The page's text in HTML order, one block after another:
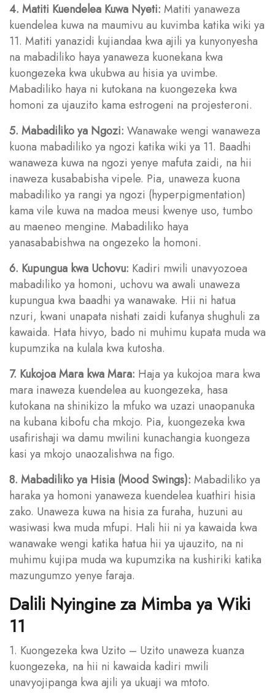
4. Matiti Kuendelea Kuwa Nyeti: Matiti yanaweza
kuendelea kuwa na maumivu au kuvimba katika wiki ya
11. Matiti yanazidi kujiandaa kwa ajili ya kunyonyesha
na mabadiliko haya yanaweza kuonekana kwa
kuongezeka kwa ukubwa au hisia ya uvimbe.
Mabadiliko haya ni kutokana na kuongezeka kwa
homoni za ujauzito kama estrogeni na projesteroni.
5. Mabadiliko ya Ngozi: Wanawake wengi wanaweza
kuona mabadiliko ya ngozi katika wiki ya 11. Baadhi
wanaweza kuwa na ngozi yenye mafuta zaidi, na hii
inaweza kusababisha vipele. Pia, unaweza kuona
mabadiliko ya rangi ya ngozi (hyperpigmentation)
kama vile kuwa na madoa meusi kwenye uso, tumbo
au maeneo mengine. Mabadiliko haya
yanasababishwa na ongezeko la homoni.
6. Kupungua kwa Uchovu: Kadiri mwili unavyozoea
mabadiliko ya homoni, uchovu wa awali unaweza
kupungua kwa baadhi ya wanawake. Hii ni hatua
nzuri, kwani unapata nishati zaidi kufanya shughuli za
kawaida. Hata hivyo, bado ni muhimu kupata muda wa
kupumzika na kulala kwa kutosha.
7. Kukojoa Mara kwa Mara: Haja ya kukojoa mara kwa
mara inaweza kuendelea au kuongezeka, hasa
kutokana na shinikizo la mfuko wa uzazi unaopanuka
na kubana kibofu cha mkojo. Pia, kuongezeka kwa
usafirishaji wa damu mwilini kunachangia kuongeza
kasi ya mkojo unaozalishwa na figo.
8. Mabadiliko ya Hisia (Mood Swings): Mabadiliko ya
haraka ya homoni yanaweza kuendelea kuathiri hisia
zako. Unaweza kuwa na hisia za furaha, huzuni au
wasiwasi kwa muda mfupi. Hali hii ni ya kawaida kwa
wanawake wengi katika hatua hii ya ujauzito, na ni
muhimu kujipa muda wa kupumzika na kushiriki katika
mazungumzo yenye faraja.
Dalili Nyingine za Mimba ya Wiki
11
1. Kuongezeka kwa Uzito – Uzito unaweza kuanza
kuongezeka, na hii ni kawaida kadiri mwili
unavyojipanga kwa ajili ya ukuaji wa mtoto.